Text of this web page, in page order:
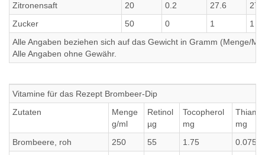
Zitronensaft
20 0.2 27.6
Zucker
50 0 1
1
Alle Angaben beziehen sich auf das Gewicht in Gramm (Menge/
Alle Angaben ohne Gewähr.
Vitamine für das Rezept Brombeer-Dip
Zutaten
Menge
g/ml
Retinol
µg
Tocopherol
mg
Thiamin
mg
Brombeere, roh
250 55 1.75
0.075